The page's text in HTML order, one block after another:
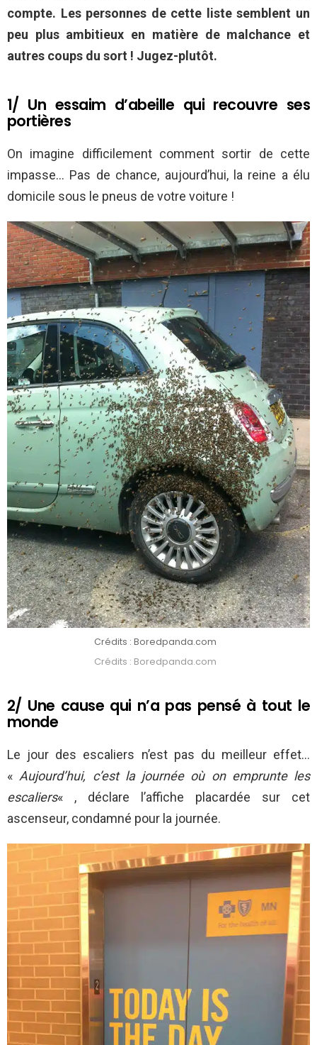
compte. Les personnes de cette liste semblent un
peu plus ambitieux en matière de malchance et
autres coups du sort ! Jugez-plutôt.
1/ Un essaim d’abeille qui recouvre ses
portières
On imagine difficilement comment sortir de cette
impasse… Pas de chance, aujourd’hui, la reine a élu
domicile sous le pneus de votre voiture !
Crédits : Boredpanda.com
Crédits : Boredpanda.com
2/ Une cause qui n’a pas pensé à tout le
monde
Le jour des escaliers n’est pas du meilleur effet…
« Aujourd’hui, c’est la journée où on emprunte les
escaliers« , déclare l’affiche placardée sur cet
ascenseur, condamné pour la journée.